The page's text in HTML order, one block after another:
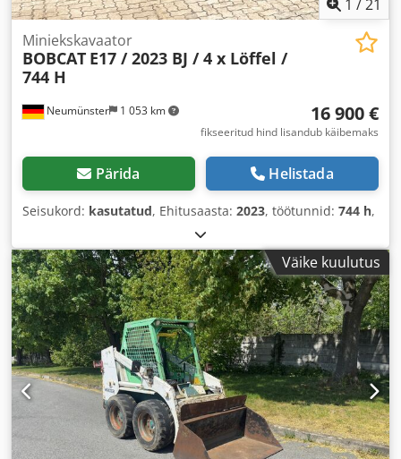
1 /21
Neumünster 1 053 km
Miniekskavaator
BOBCAT E17 / 2023 BJ / 4 x Löffel /
744 H
16 900 €
fikseeritud hind lisandub käibemaks
Pärida Helistada
Seisukord: kasutatud, Ehitusaasta: 2023, töötunnid: 744 h,
Väike kuulutus